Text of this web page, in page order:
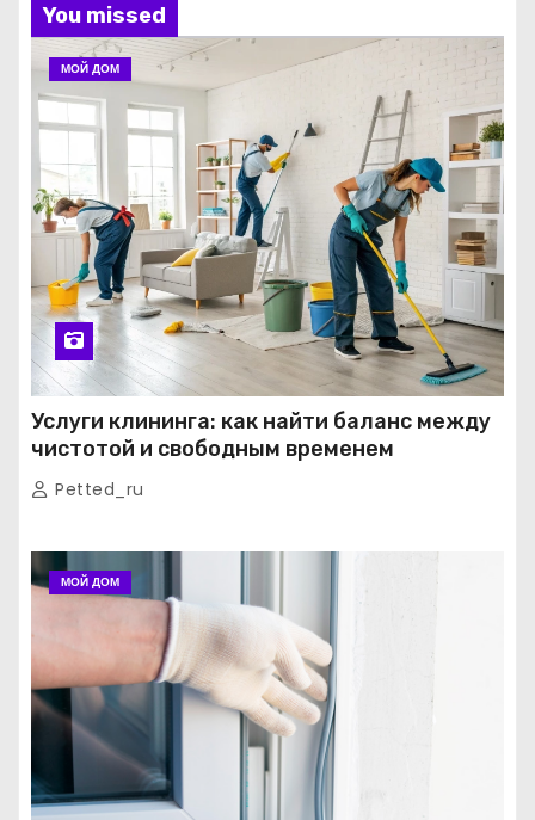
You missed
МОЙ ДОМ
Услуги клининга: как найти баланс между
чистотой и свободным временем
Petted_ru
МОЙ ДОМ